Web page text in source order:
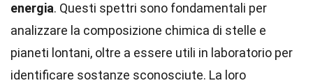
energia. Questi spettri sono fondamentali per
analizzare la composizione chimica di stelle e
pianeti lontani, oltre a essere utili in laboratorio per
identificare sostanze sconosciute. La loro